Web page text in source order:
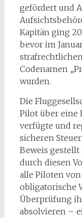
gefördert und
Kapitän ging
bevor im
Codenamen
wurden.
Die
Pilot über eine
verfügte und
sicheren
Beweis gestellt
durch diesen
alle Piloten von
obligatorische
Überprüfung
absolvieren –